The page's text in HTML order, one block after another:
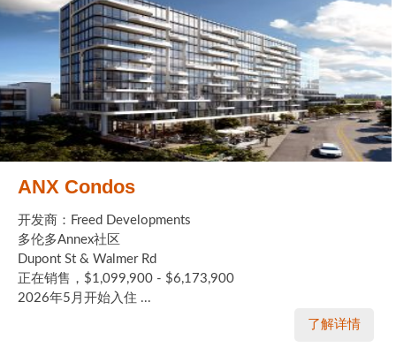
ANX Condos
开发商：Freed Developments
多伦多Annex社区
Dupont St & Walmer Rd
正在销售，$1,099,900 - $6,173,900
2026年5月开始入住 ...
了解详情